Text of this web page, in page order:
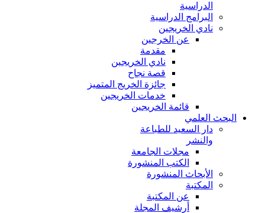
الدراسية
البرامج الدراسية
نادي الخريجين
عن الخرجين
مقدمة
نادي الخريجين
قصة نجاح
جائزة الخريج المتميز
خدمات الخريجين
قائمة الخريجين
البحث العلمي
دار السعيد للطباعة
والنشر
مجلات الجامعة
الكتب المنشورة
الأبحاث المنشورة
المكتبة
عن المكتبة
أرشيف المجلة